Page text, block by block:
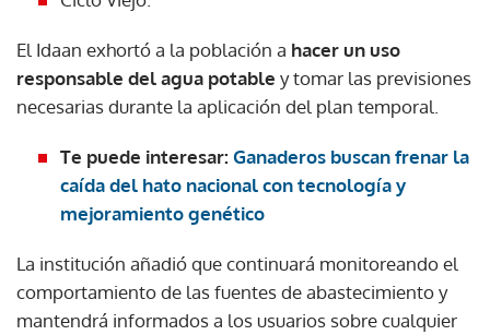
El Idaan exhortó a la población a hacer un uso
responsable del agua potable y tomar las previsiones
necesarias durante la aplicación del plan temporal.
Te puede interesar: Ganaderos buscan frenar la
caída del hato nacional con tecnología y
mejoramiento genético
La institución añadió que continuará monitoreando el
comportamiento de las fuentes de abastecimiento y
mantendrá informados a los usuarios sobre cualquier